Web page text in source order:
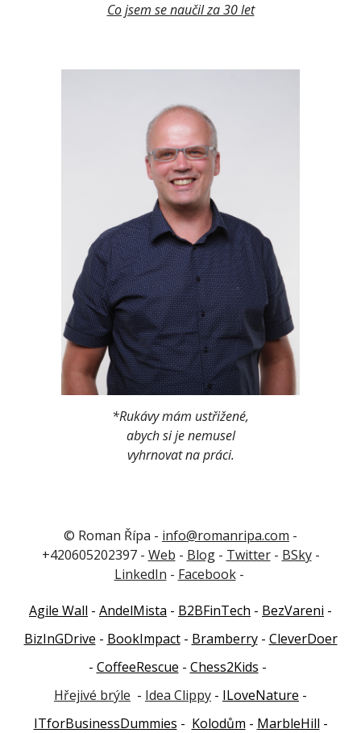
Co jsem se naučil za 30 let
*Rukávy mám ustřižené,
abych si je nemusel
vyhrnovat na práci.
© Roman Řípa - info@romanripa.com -
+420605202397 - Web - Blog- Twitter- BSky-
LinkedIn - Facebook-
Agile Wall - AndelMista - B2BFinTech - BezVareni -
BizInGDrive - BookImpact- Bramberry- CleverDoer
- CoffeeRescue - Chess2Kids -
Hřejivé brýle - Idea Clippy - ILoveNature -
ITforBusinessDummies - Kolodům - MarbleHill -